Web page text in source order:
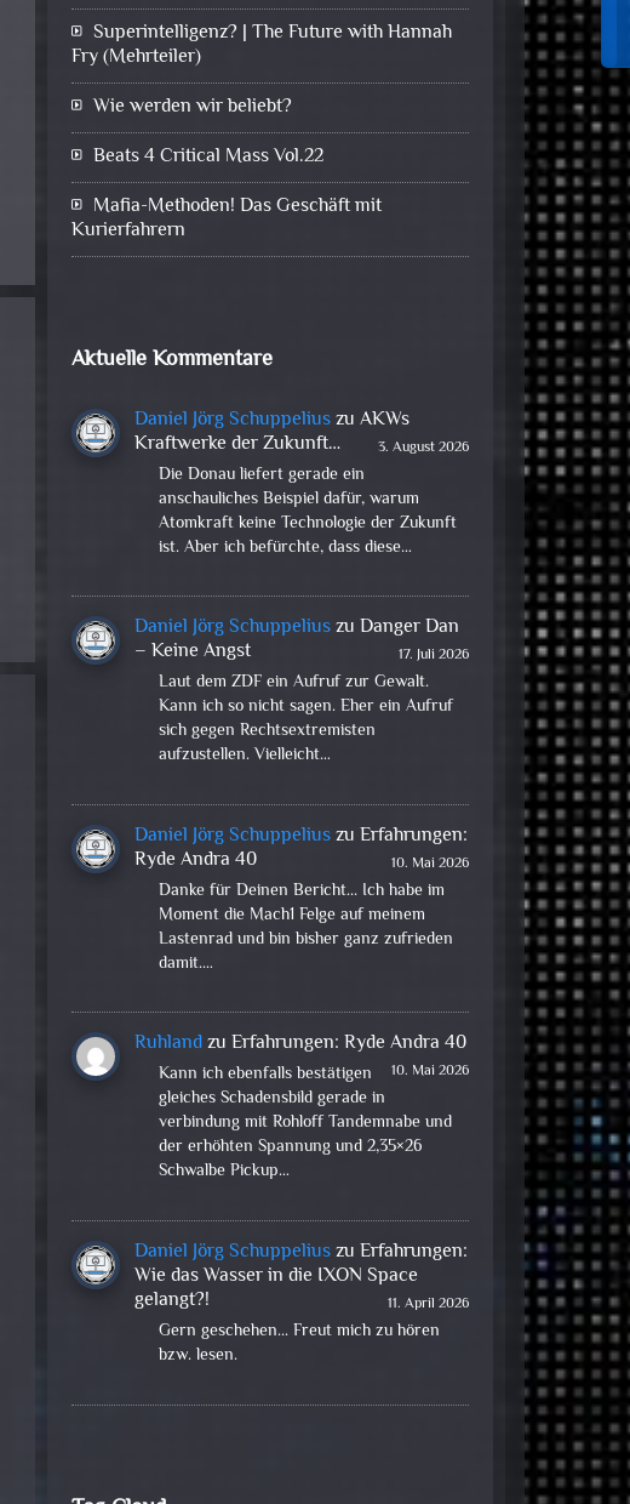
Superintelligenz? | The Future with Hannah
Fry (Mehrteiler)
Wie werden wir beliebt?
Beats 4 Critical Mass Vol.22
Mafia-Methoden! Das Geschäft mit
Kurierfahrern
Aktuelle Kommentare
Daniel Jörg SchuppeliuszuAKWs
Kraftwerke der Zukunft…
3. August 2026
Die Donau liefert gerade ein
anschauliches Beispiel dafür, warum
Atomkraft keine Technologie der Zukunft
ist. Aber ich befürchte, dass diese…
Daniel Jörg SchuppeliuszuDanger Dan
– Keine Angst
17. Juli 2026
Laut dem ZDF ein Aufruf zur Gewalt.
Kann ich so nicht sagen. Eher ein Aufruf
sich gegen Rechtsextremisten
aufzustellen. Vielleicht…
Daniel Jörg SchuppeliuszuErfahrungen:
Ryde Andra 40
10. Mai 2026
Danke für Deinen Bericht... Ich habe im
Moment die Mach1 Felge auf meinem
Lastenrad und bin bisher ganz zufrieden
damit.…
RuhlandzuErfahrungen: Ryde Andra 40
10. Mai 2026
Kann ich ebenfalls bestätigen
gleiches Schadensbild gerade in
verbindung mit Rohloff Tandemnabe und
der erhöhten Spannung und 2,35×26
Schwalbe Pickup…
Daniel Jörg SchuppeliuszuErfahrungen:
Wie das Wasser in die IXON Space
gelangt?!
11. April 2026
Gern geschehen... Freut mich zu hören
bzw. lesen.